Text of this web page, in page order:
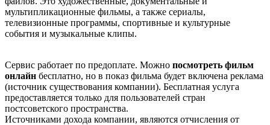
мультипликационные фильмы, а также сериалы,
телевизионные программы, спортивные и культурные
события и музыкальные клипы.
Сервис работает по предоплате. Можно посмотреть фильм
онлайн бесплатно, но в показ фильма будет включена реклама
(источник существования компании). Бесплатная услуга
предоставляется только для пользователей стран
постсоветского пространства.
Источниками дохода компании, являются отчисления от